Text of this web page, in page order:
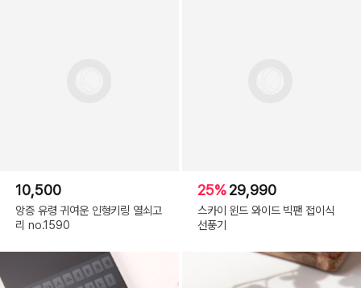
10,500
앙증 유령 귀여운 인형키링 열쇠고
리 no.1590
25%29,990
스카이 윈드 와이드 빅팬 접이식
선풍기